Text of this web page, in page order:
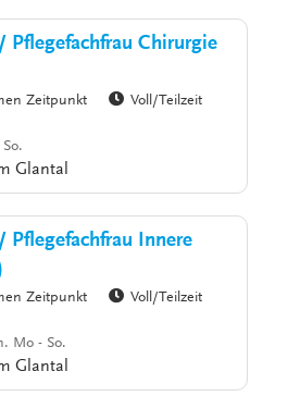
Pflegefachfrau Chirurgie
Zeitpunkt
Voll/Teilzeit
Glantal
Pflegefachfrau Innere
Zeitpunkt
Voll/Teilzeit
Mo - So.
Glantal